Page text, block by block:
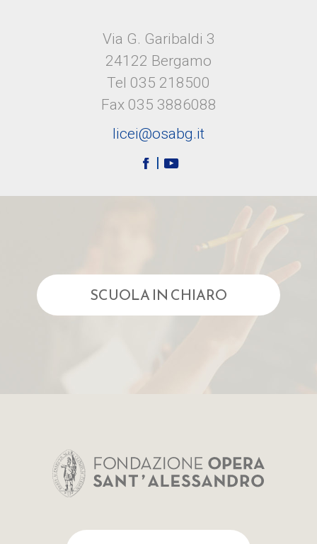
Via G. Garibaldi 3
24122 Bergamo
Tel 035 218500
Fax 035 3886088
licei@osabg.it
SCUOLA IN CHIARO